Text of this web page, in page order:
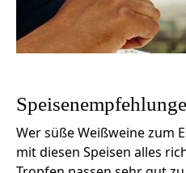
Wer süße Weißweine zum
mit diesen Speisen alles